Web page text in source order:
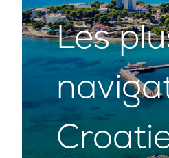
Les